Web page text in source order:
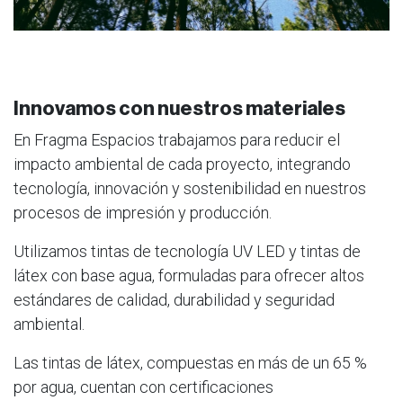
Innovamos con nuestros materiales
En Fragma Espacios trabajamos para reducir el
impacto ambiental de cada proyecto, integrando
tecnología, innovación y sostenibilidad en nuestros
procesos de impresión y producción.
Utilizamos tintas de tecnología UV LED y tintas de
látex con base agua, formuladas para ofrecer altos
estándares de calidad, durabilidad y seguridad
ambiental.
Las tintas de látex, compuestas en más de un 65 %
por agua, cuentan con certificaciones